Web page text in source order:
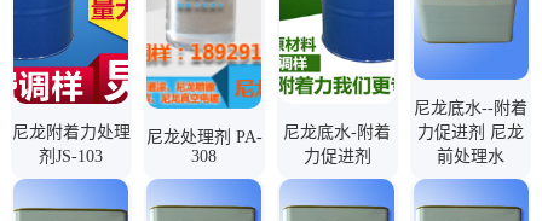
尼龙附着力处理
剂JS-103
尼龙处理剂 PA-
308
尼龙底水-附着
力促进剂
尼龙底水--附着
力促进剂 尼龙
前处理水